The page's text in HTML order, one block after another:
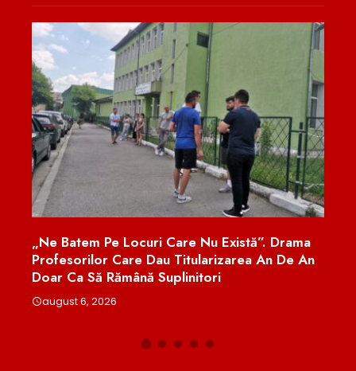
Drama
De An
Român Cu Arsuri Pe 70% Din Corp După Un
Incident Dramatic În Italia. Ce Le-A Spus Fosta
Parteneră Anchetatorilor
august 6, 2026